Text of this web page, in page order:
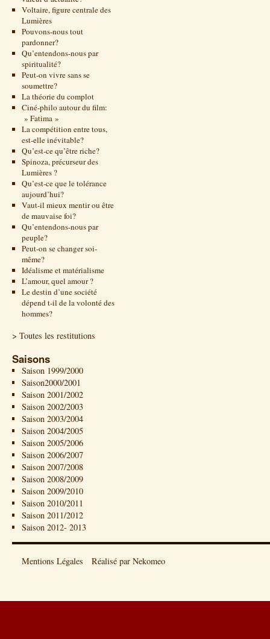
Voltaire, figure centrale des
Lumières
Pouvons-nous tout
pardonner?
Qu’entendons-nous par
spiritualité?
Peut-on vivre sans se
soumettre?
La théorie du complot
Ciné-philo autour du film:
» Fatima »
La compétition entre tous,
est-elle inévitable?
Qu’est-ce qu’être riche?
Spinoza, précurseur des
Lumières ?
Qu’est-ce que le tolérance
aujourd’hui?
Vaut-il mieux mentir ou être
de mauvaise foi?
Qu’entendons-nous par
peuple?
Peut-on se changer soi-
même?
Idéalisme et matérialisme
L’amour, quel amour ?
Le destin d’une société
dépend t-il de la volonté des
hommes?
> Toutes les restitutions
Saisons
Saison 1999/2000
Saison2000/2001
Saison 2001/2002
Saison 2002/2003
Saison 2003/2004
Saison 2004/2005
Saison 2005/2006
Saison 2006/2007
Saison 2007/2008
Saison 2008/2009
Saison 2009/2010
Saison 2010/2011
Saison 2011/2012
Saison 2012- 2013
Mentions Légales Réalisé par Nekomeo